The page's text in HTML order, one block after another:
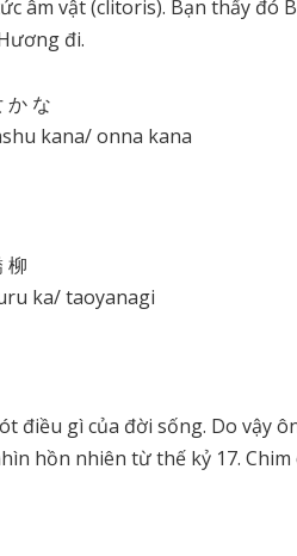
âm vật (clitoris). Bạn thấy
đi.
か な
kana/ onna kana
柳
ka/ taoyanagi
điều gì của đời sống. Do vậy
hồn nhiên từ thế kỷ 17.